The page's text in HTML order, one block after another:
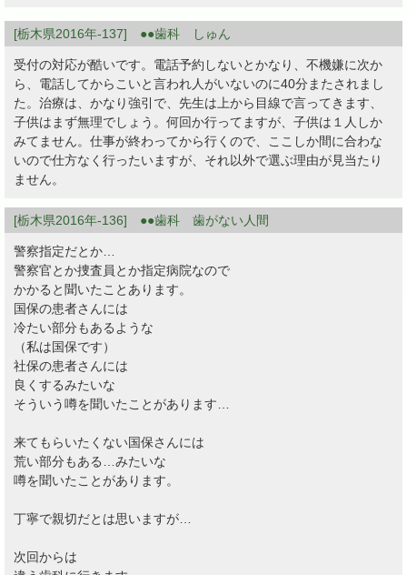
[栃木県2016年-137] ●●歯科 しゅん
受付の対応が酷いです。電話予約しないとかなり、不機嫌に次か
ら、電話してからこいと言われ人がいないのに40分またされまし
た。治療は、かなり強引で、先生は上から目線で言ってきます、
子供はまず無理でしょう。何回か行ってますが、子供は１人しか
みてません。仕事が終わってから行くので、ここしか間に合わな
いので仕方なく行ったいますが、それ以外で選ぶ理由が見当たり
ません。
[栃木県2016年-136] ●●歯科 歯がない人間
警察指定だとか…
警察官とか捜査員とか指定病院なので
かかると聞いたことあります。
国保の患者さんには
冷たい部分もあるような
（私は国保です）
社保の患者さんには
良くするみたいな
そういう噂を聞いたことがあります…
来てもらいたくない国保さんには
荒い部分もある…みたいな
噂を聞いたことがあります。
丁寧で親切だとは思いますが…
次回からは